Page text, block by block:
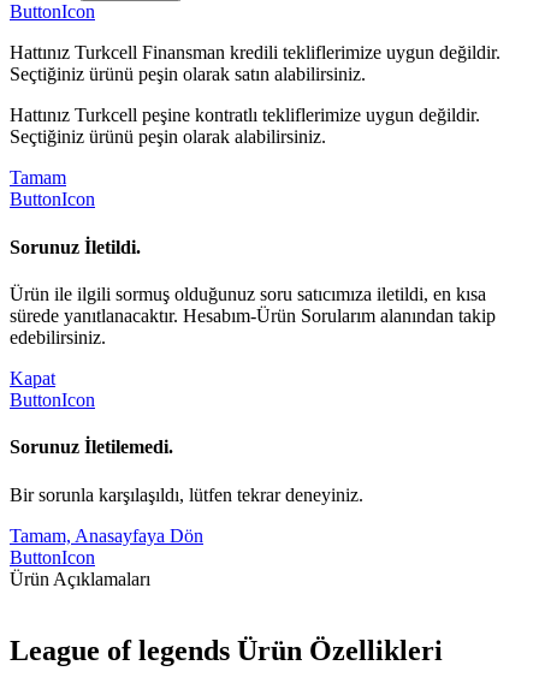
ButtonIcon
Hattınız Turkcell Finansman kredili tekliflerimize uygun değildir.
Seçtiğiniz ürünü peşin olarak satın alabilirsiniz.
Hattınız Turkcell peşine kontratlı tekliflerimize uygun değildir.
Seçtiğiniz ürünü peşin olarak alabilirsiniz.
Tamam
ButtonIcon
Sorunuz İletildi.
Ürün ile ilgili sormuş olduğunuz soru satıcımıza iletildi, en kısa
sürede yanıtlanacaktır. Hesabım-Ürün Sorularım alanından takip
edebilirsiniz.
Kapat
ButtonIcon
Sorunuz İletilemedi.
Bir sorunla karşılaşıldı, lütfen tekrar deneyiniz.
Tamam, Anasayfaya Dön
ButtonIcon
Ürün Açıklamaları
League of legends Ürün Özellikleri